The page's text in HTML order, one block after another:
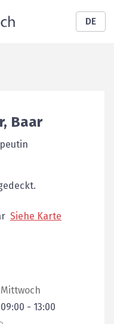
DE
, Baar
Siehe Karte
Mittwoch
09:00 - 13:00